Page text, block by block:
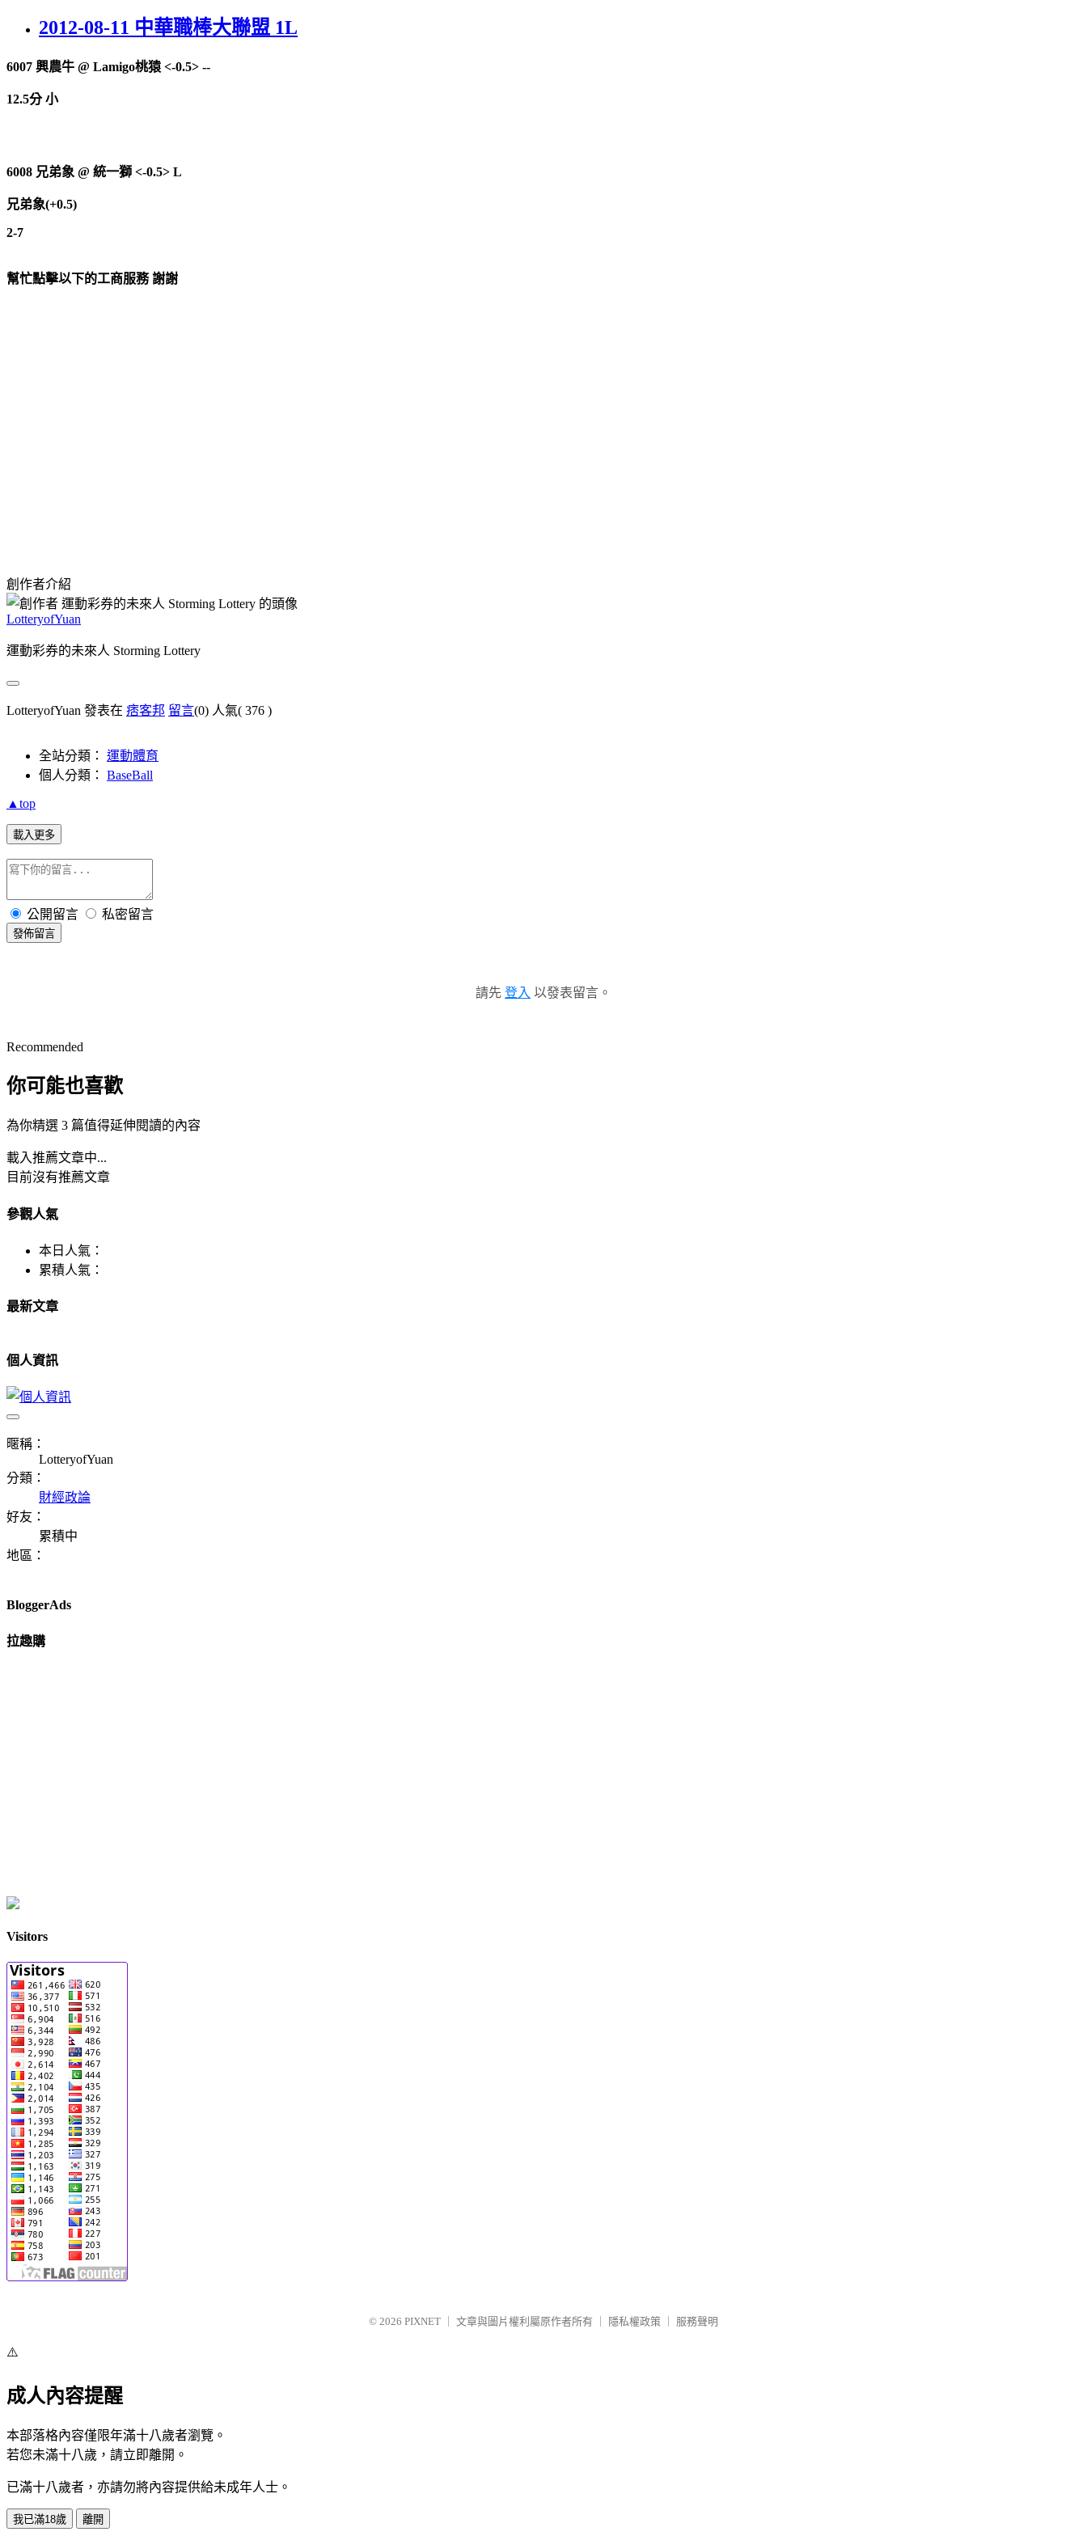
2012-08-11 中華職棒大聯盟 1L
6007 興農牛 @ Lamigo桃猿 <-0.5> --
12.5分 小
6008 兄弟象 @ 統一獅 <-0.5> L
兄弟象(+0.5)
2-7
幫忙點擊以下的工商服務 謝謝
創作者介紹
LotteryofYuan
運動彩券的未來人 Storming Lottery
LotteryofYuan 發表在 痞客邦 留言(0) 人氣( 376 )
全站分類： 運動體育
個人分類： BaseBall
▲top
載入更多
公開留言 私密留言
發佈留言
請先 登入 以發表留言。
Recommended
你可能也喜歡
為你精選 3 篇值得延伸閱讀的內容
載入推薦文章中...
目前沒有推薦文章
參觀人氣
本日人氣：
累積人氣：
最新文章
個人資訊
暱稱：
LotteryofYuan
分類：
財經政論
好友：
累積中
地區：
BloggerAds
拉趣購
Visitors
© 2026 PIXNET 文章與圖片權利屬原作者所有 隱私權政策 服務聲明
⚠️
成人內容提醒
本部落格內容僅限年滿十八歲者瀏覽。
若您未滿十八歲，請立即離開。
已滿十八歲者，亦請勿將內容提供給未成年人士。
我已滿18歲 離開